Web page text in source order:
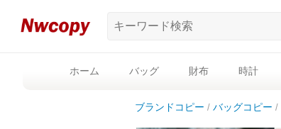
ホーム バッグ 財布 時計
ブランドコピー バッグコピー